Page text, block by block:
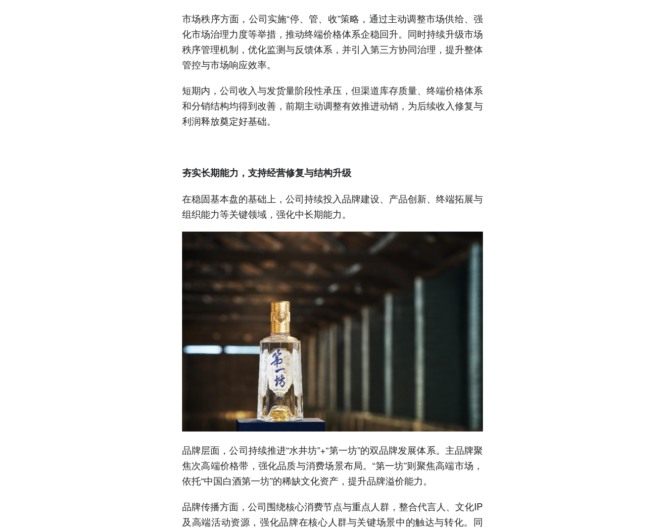
市场秩序方面，公司实施“停、管、收”策略，通过主动调整市场供给、强
化市场治理力度等举措，推动终端价格体系企稳回升。同时持续升级市场
秩序管理机制，优化监测与反馈体系，并引入第三方协同治理，提升整体
管控与市场响应效率。
短期内，公司收入与发货量阶段性承压，但渠道库存质量、终端价格体系
和分销结构均得到改善，前期主动调整有效推进动销，为后续收入修复与
利润释放奠定好基础。
夯实长期能力， 支持经营修复与结构升级
在稳固基本盘的基础上，公司持续投入品牌建设、产品创新、终端拓展与
组织能力等关键领域，强化中长期能力。
品牌层面，公司持续推进“水井坊”+“第一坊”的双品牌发展体系。主品牌聚
焦次高端价格带，强化品质与消费场景布局。“第一坊”则聚焦高端市场，
依托“中国白酒第一坊”的稀缺文化资产，提升品牌溢价能力。
品牌传播方面，公司围绕核心消费节点与重点人群，整合代言人、文化IP
及高端活动资源，强化品牌在核心人群与关键场景中的触达与转化。同